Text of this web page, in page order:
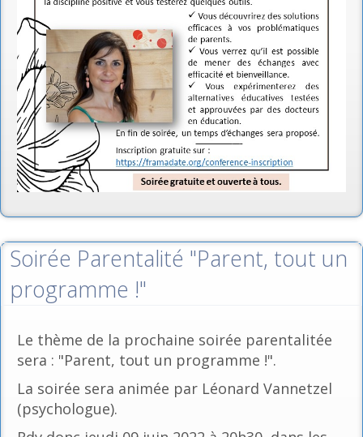
Soirée Parentalité "Parent, tout un
programme !"
Le thème de la prochaine soirée parentalitée
sera : "Parent, tout un programme !".
La soirée sera animée par Léonard Vannetzel
(psychologue).